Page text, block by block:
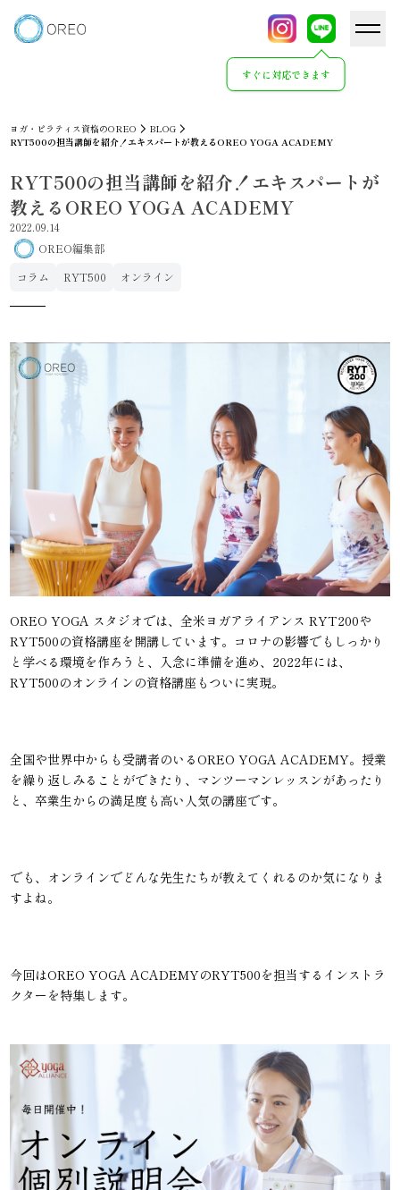
すぐに対応できます
ヨガ・ピラティス資格のOREO
BLOG
RYT500の担当講師を紹介！エキスパートが教えるOREO YOGA ACADEMY
RYT500の担当講師を紹介！エキスパートが
教えるOREO YOGA ACADEMY
2022.09.14
OREO編集部
コラム
RYT500 オンライン
OREO YOGA スタジオでは、全米ヨガアライアンス RYT200や
RYT500の資格講座を開講しています。コロナの影響でもしっかり
と学べる環境を作ろうと、入念に準備を進め、2022年には、
RYT500のオンラインの資格講座もついに実現。
全国や世界中からも受講者のいるOREO YOGA ACADEMY。授業
を繰り返しみることができたり、マンツーマンレッスンがあったり
と、卒業生からの満足度も高い人気の講座です。
でも、オンラインでどんな先生たちが教えてくれるのか気になりま
すよね。
今回はOREO YOGA ACADEMYのRYT500を担当するインストラ
クターを特集します。